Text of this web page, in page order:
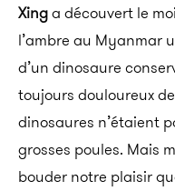
Xinga découvert le
l’ambre au Myanmar
d’un dinosaure
toujours douloureux
dinosaures n’étaient
grosses poules. Mais
bouder notre plaisir